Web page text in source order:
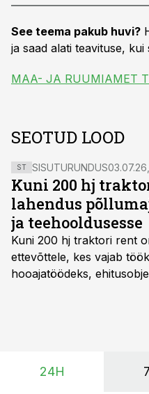
See teema pakub huvi?
ja saad alati teavituse,
MAA- JA RUUMIAMET
SEOTUD LOOD
ST SISUTURUNDUS
Kuni 200 hj
lahendus
ja teehooldusesse
Kuni 200 hj traktori rent
ettevõttele, kes vajab
hooajatöödeks,
on suurim ning iga
24H